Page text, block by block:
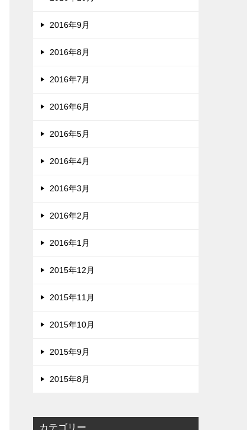
2016年9月
2016年8月
2016年7月
2016年6月
2016年5月
2016年4月
2016年3月
2016年2月
2016年1月
2015年12月
2015年11月
2015年10月
2015年9月
2015年8月
カテゴリー